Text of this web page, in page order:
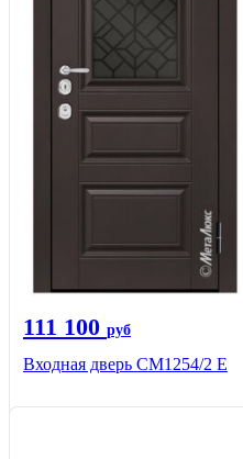
111 100 руб
Входная дверь СМ1254/2 E